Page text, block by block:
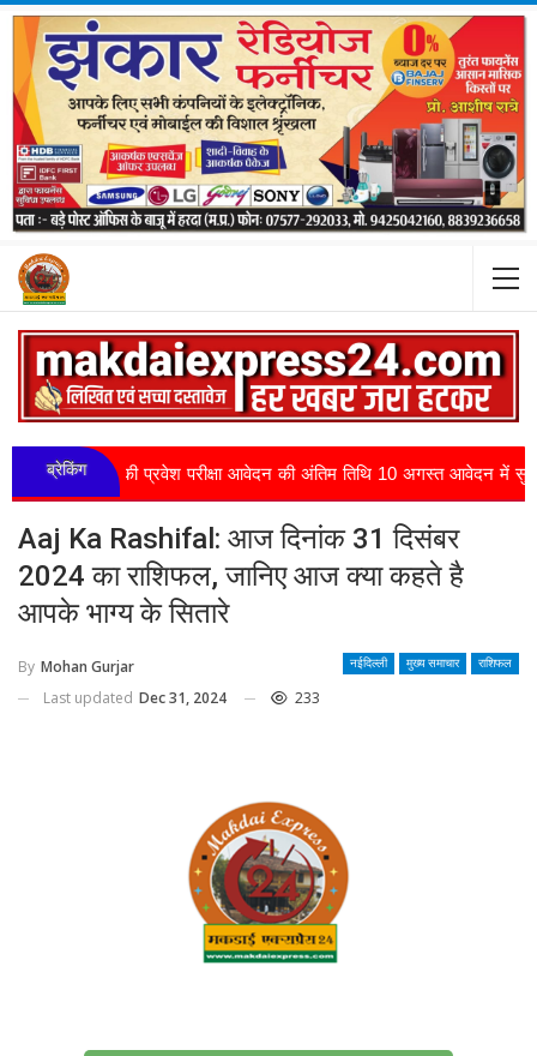
ब्रेकिंग
6 की प्रवेश परीक्षा आवेदन की अंतिम तिथि 10 अगस्त आवेदन में सुधार के लि...
Aaj Ka Rashifal: आज दिनांक 31 दिसंबर
2024 का राशिफल, जानिए आज क्या कहते है
आपके भाग्य के सितारे
नईदिल्ली मुख्य समाचार राशिफल
By Mohan Gurjar
Last updated Dec 31, 2024 233